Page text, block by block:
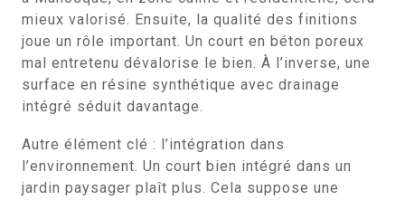
mieux valorisé. Ensuite, la qualité des finitions
joue un rôle important. Un court en béton poreux
mal entretenu dévalorise le bien. À l’inverse, une
surface en résine synthétique avec drainage
intégré séduit davantage.
Autre élément clé : l’intégration dans
l’environnement. Un court bien intégré dans un
jardin paysager plaît plus. Cela suppose une